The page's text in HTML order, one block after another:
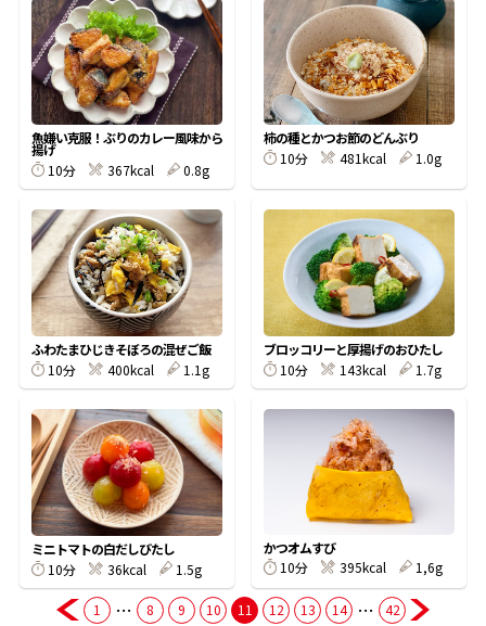
だし粉
商品情報一覧
おすすめサイト
新鮮一番
氷熟®︎
だしパック
魚嫌い克服！ぶりのカレー風味から
揚げ
10分
367kcal 0.8g
柿の種とかつお節のどんぶり
10分
481kcal 1.0g
ふわたまひじきそぼろの混ぜご飯
10分
400kcal 1.1g
ブロッコリーと厚揚げのおひたし
10分
143kcal 1.7g
ミニトマトの白だしびたし
10分
36kcal 1.5g
かつオムすび
10分
395kcal 1,6g
1 … 8 9 10 11 12 13 14 … 42